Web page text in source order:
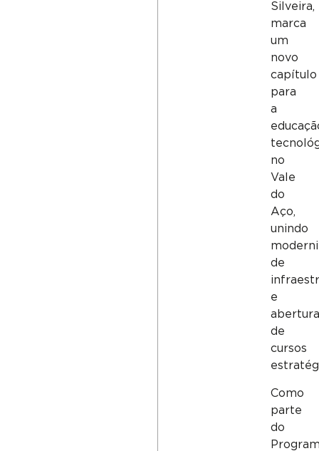
Silveira,
marca
um
novo
capítulo
para
a
no
Vale
do
Aço,
unindo
de
e
abertura
de
cursos
Como
parte
do